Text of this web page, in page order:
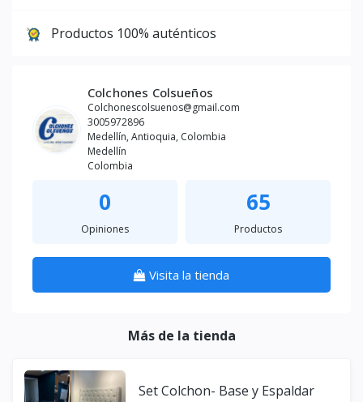
Productos 100% auténticos
Colchones Colsueños
Colchonescolsuenos@gmail.com
3005972896
Medellín, Antioquia, Colombia
Medellín
Colombia
0
Opiniones
65
Productos
Visita la tienda
Más de la tienda
Set Colchon- Base y Espaldar